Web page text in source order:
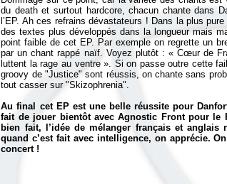
du death et surtout hardcore, chacun chante dans
l’EP. Ah ces refrains dévastateurs ! Dans la plus
des textes plus développés dans la longueur mais
point faible de cet EP. Par exemple on regrette un
par un chant rappé naïf. Voyez plutôt : « Cœur de
luttent la rage au ventre». Si on passe outre cette
groovy de "Justice" sont réussis, on chante sans
tout casser sur "Skizophrenia".
Au final cet EP est une belle réussite pour
fait de jouer bientôt avec Agnostic Front pour le
bien fait, l’idée de mélanger français et anglais
quand c’est fait avec intelligence, on apprécie.
concert !